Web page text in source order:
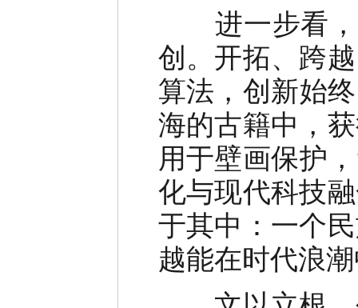
进一步看，“
创。开拓、跨
算法，创新始
海的古籍中，
用于壁画保护
化与现代科技
于其中：一个
越能在时代浪